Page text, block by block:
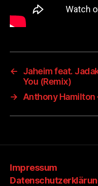
←
Jaheim feat.
You (Remix)
→
Anthony Hamilton
Impressum